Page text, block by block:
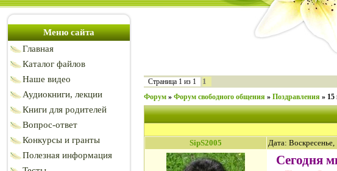
Меню сайта
Главная
Каталог файлов
Наше видео
Аудиокниги, лекции
Книги для родителей
Вопрос-ответ
Конкурсы и гранты
Полезная информация
Страница 1 из 1 1
Форум » Форум свободного общения » Поздравления »
SipS2005 Дата:
Сегодня